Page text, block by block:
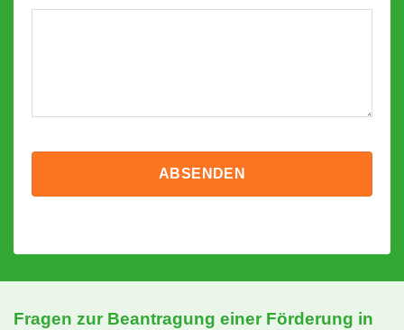
Fragen zur Beantragung einer Förderung in